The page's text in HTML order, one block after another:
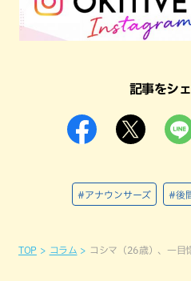
記事をシ
#アナウンサーズ #後
TOP コラム コシマ（26歳）、一目